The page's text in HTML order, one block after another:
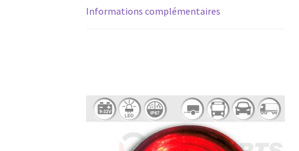
Informations complémentaires